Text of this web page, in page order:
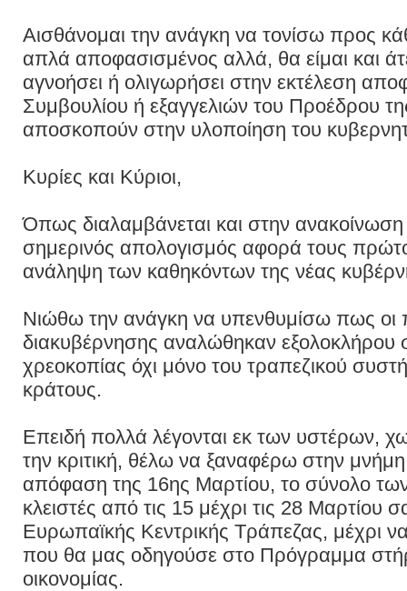
Αισθάνομαι την ανάγκη να τονίσω προς
απλά αποφασισμένος αλλά, θα είμαι και
αγνοήσει ή ολιγωρήσει στην εκτέλεση
Συμβουλίου ή εξαγγελιών του Προέδρου
αποσκοπούν στην υλοποίηση του
Κυρίες και Κύριοι,
Όπως διαλαμβάνεται και στην
σημερινός απολογισμός αφορά τους
ανάληψη των καθηκόντων της νέας
Νιώθω την ανάγκη να υπενθυμίσω πως οι
διακυβέρνησης αναλώθηκαν εξολοκλήρου
χρεοκοπίας όχι μόνο του τραπεζικού
κράτους.
Επειδή πολλά λέγονται εκ των υστέρων,
την κριτική, θέλω να ξαναφέρω στην
απόφαση της 16ης Μαρτίου, το σύνολο
κλειστές από τις 15 μέχρι τις 28 Μαρτίου
Ευρωπαϊκής Κεντρικής Τράπεζας, μέχρι
που θα μας οδηγούσε στο Πρόγραμμα
οικονομίας.